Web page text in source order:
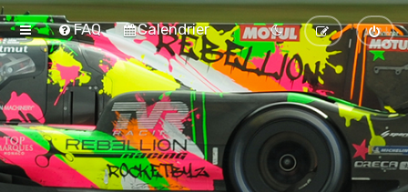
FAQ Calendrier